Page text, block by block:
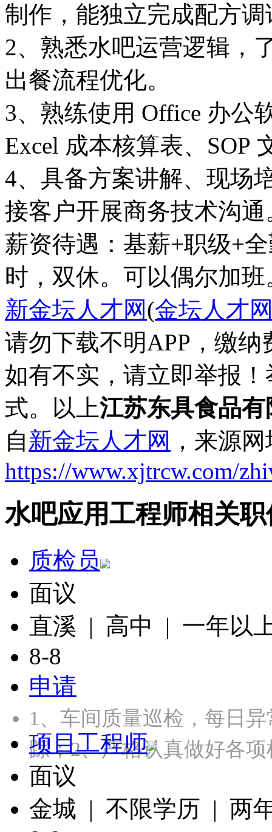
制作，能独立完成配方
2、熟悉水吧运营逻辑，
出餐流程优化。
3、熟练使用 Office 办公
Excel 成本核算表、SOP
4、具备方案讲解、现场
接客户开展商务技术沟通
薪资待遇：基薪+职级+
时，双休。可以偶尔加班
新金坛人才网(金坛人才
请勿下载不明APP，缴
如有不实，请立即举报
式。以上江苏东具食品
自新金坛人才网 ，来源
https://www.xjtrcw.com/
水吧应用工程师相关职
质检员
面议
直溪 | 高中 | 一年以
8-8
申请
1、车间质量巡检，每日
踪；2、严格认真做好各
项目工程师
面议
金城 | 不限学历 | 两